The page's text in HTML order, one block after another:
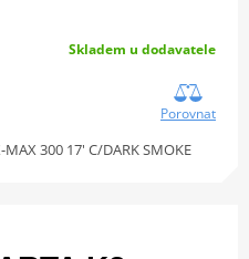
Skladem u dodavatele
Porovnat
300 17' C/DARK SMOKE